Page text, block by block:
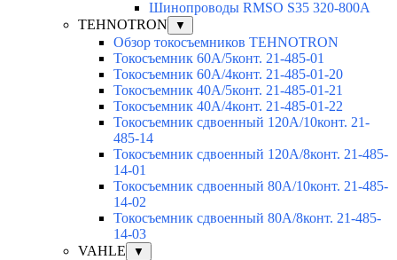
Шинопроводы RMSO S35 320-800A
TEHNOTRON
▼
Обзор токосъемников TEHNOTRON
Токосъемник 60А/5конт. 21-485-01
Токосъемник 60А/4конт. 21-485-01-20
Токосъемник 40А/5конт. 21-485-01-21
Токосъемник 40А/4конт. 21-485-01-22
Токосъемник сдвоенный 120А/10конт. 21-
485-14
Токосъемник сдвоенный 120А/8конт. 21-485-
14-01
Токосъемник сдвоенный 80А/10конт. 21-485-
14-02
Токосъемник сдвоенный 80А/8конт. 21-485-
14-03
VAHLE
▼